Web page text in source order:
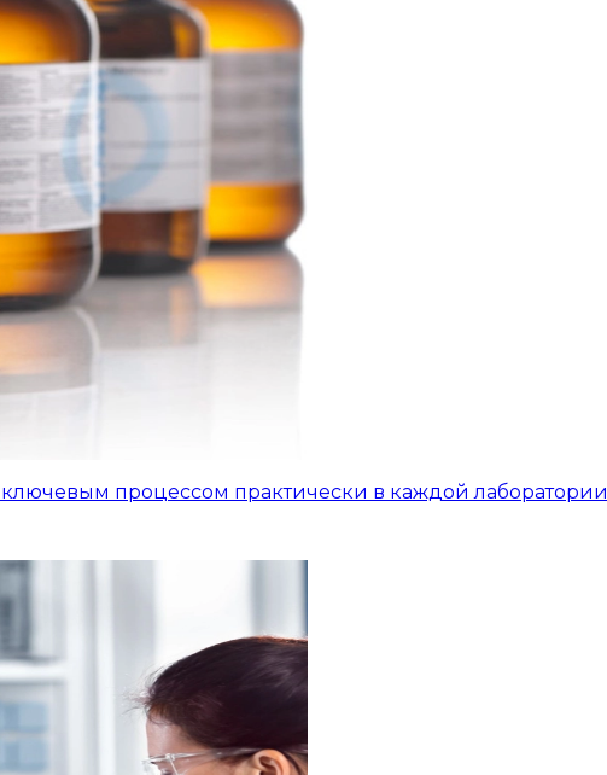
ключевым процессом практически в каждой лаборатории